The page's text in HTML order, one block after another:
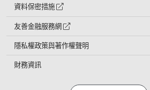
資料保密措施
外網連結符號
友善金融服務網 外網連結符號
隱私權政策與著作權聲明
財務資訊